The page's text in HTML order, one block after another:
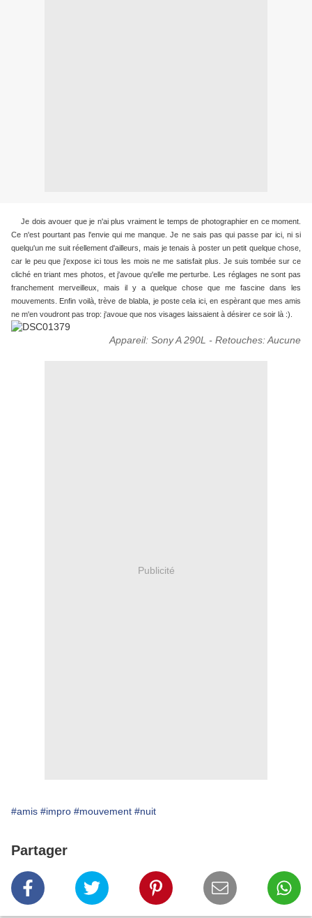
Je dois avouer que je n'ai plus vraiment le temps de photographier en ce moment.
Ce n'est pourtant pas l'envie qui me manque. Je ne sais pas qui passe par ici, ni si
quelqu'un me suit réellement d'ailleurs, mais je tenais à poster un petit quelque chose,
car le peu que j'expose ici tous les mois ne me satisfait plus. Je suis tombée sur ce
cliché en triant mes photos, et j'avoue qu'elle me perturbe. Les réglages ne sont pas
franchement merveilleux, mais il y a quelque chose que me fascine dans les
mouvements. Enfin voilà, trève de blabla, je poste cela ici, en espèrant que mes amis
ne m'en voudront pas trop: j'avoue que nos visages laissaient à désirer ce soir là :).
Appareil: Sony A 290L - Retouches: Aucune
Publicité
#amis #impro #mouvement #nuit
Partager